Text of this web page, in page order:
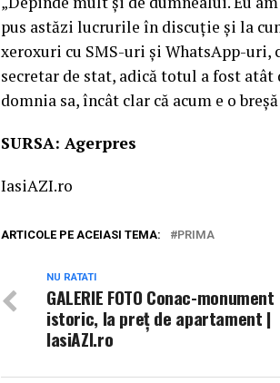
pus astăzi lucrurile în discuţie şi la
xeroxuri cu SMS-uri şi WhatsApp-
secretar de stat, adică totul a fost atât
domnia sa, încât clar că acum e o
SURSA: Agerpres
IasiAZI.ro
ARTICOLE PE ACEIASI TEMA: PRIMA
NU RATATI
GALERIE FOTO Conac-monument
istoric, la preț de apartament |
IasiAZI.ro